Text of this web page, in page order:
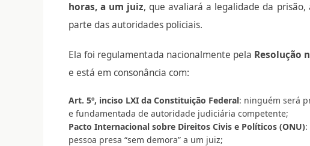
horas, a um juiz, que avaliará a legalidade da
parte das autoridades policiais.
Ela foi regulamentada nacionalmente pela Resolução
e está em consonância com:
Art. 5º, inciso LXI da Constituição Federal: ninguém será
e fundamentada de autoridade judiciária competente;
Pacto Internacional sobre Direitos Civis e Políticos (ONU)
pessoa presa “sem demora” a um juiz;